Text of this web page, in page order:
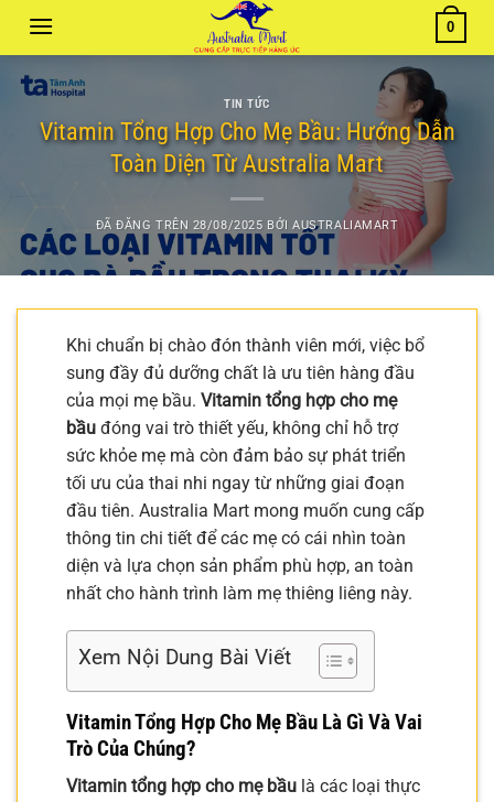
dung
0
TIN TỨC
Vitamin Tổng Hợp Cho Mẹ Bầu: Hướng Dẫn
Toàn Diện Từ Australia Mart
ĐÃ ĐĂNG TRÊN 28/08/2025 BỞIAUSTRALIAMART
Khi chuẩn bị chào đón thành viên mới, việc bổ
sung đầy đủ dưỡng chất là ưu tiên hàng đầu
của mọi mẹ bầu. Vitamin tổng hợp cho mẹ
bầu đóng vai trò thiết yếu, không chỉ hỗ trợ
sức khỏe mẹ mà còn đảm bảo sự phát triển
tối ưu của thai nhi ngay từ những giai đoạn
đầu tiên. Australia Mart mong muốn cung cấp
thông tin chi tiết để các mẹ có cái nhìn toàn
diện và lựa chọn sản phẩm phù hợp, an toàn
nhất cho hành trình làm mẹ thiêng liêng này.
Xem Nội Dung Bài Viết
Vitamin Tổng Hợp Cho Mẹ Bầu Là Gì Và Vai
Trò Của Chúng?
Vitamin tổng hợp cho mẹ bầu là các loại thực